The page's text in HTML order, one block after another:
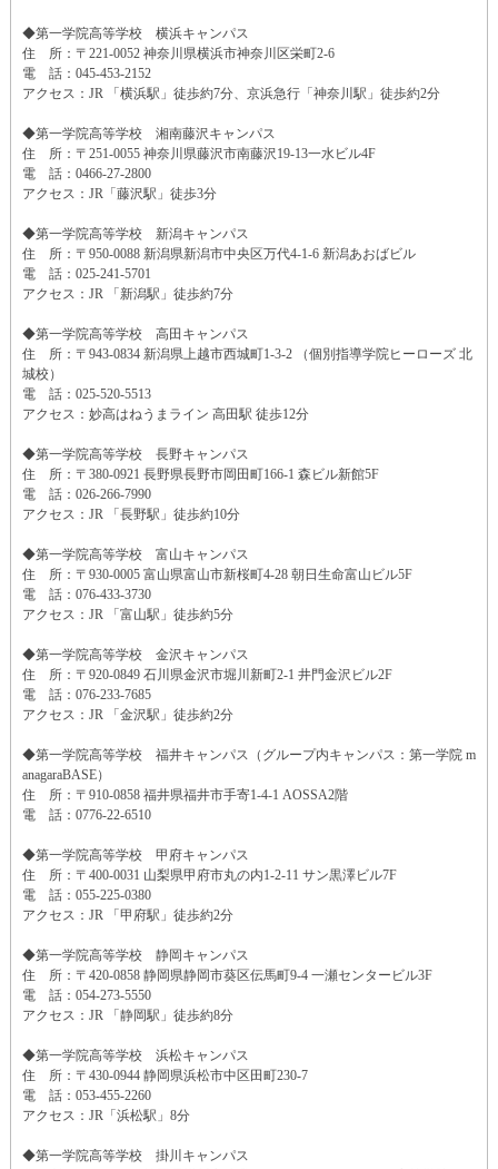
◆第一学院高等学校 横浜キャンパス
住 所：〒221-0052 神奈川県横浜市神奈川区栄町2-6
電 話：045-453-2152
アクセス：JR 「横浜駅」徒歩約7分、京浜急行「神奈川駅」徒歩約2分
◆第一学院高等学校 湘南藤沢キャンパス
住 所：〒251-0055 神奈川県藤沢市南藤沢19-13一水ビル4F
電 話：0466-27-2800
アクセス：JR「藤沢駅」徒歩3分
◆第一学院高等学校 新潟キャンパス
住 所：〒950-0088 新潟県新潟市中央区万代4-1-6 新潟あおばビル
電 話：025-241-5701
アクセス：JR 「新潟駅」徒歩約7分
◆第一学院高等学校 高田キャンパス
住 所：〒943-0834 新潟県上越市西城町1-3-2 （個別指導学院ヒーローズ 北
城校）
電 話：025-520-5513
アクセス：妙高はねうまライン 高田駅 徒歩12分
◆第一学院高等学校 長野キャンパス
住 所：〒380-0921 長野県長野市岡田町166-1 森ビル新館5F
電 話：026-266-7990
アクセス：JR 「長野駅」徒歩約10分
◆第一学院高等学校 富山キャンパス
住 所：〒930-0005 富山県富山市新桜町4-28 朝日生命富山ビル5F
電 話：076-433-3730
アクセス：JR 「富山駅」徒歩約5分
◆第一学院高等学校 金沢キャンパス
住 所：〒920-0849 石川県金沢市堀川新町2-1 井門金沢ビル2F
電 話：076-233-7685
アクセス：JR 「金沢駅」徒歩約2分
◆第一学院高等学校 福井キャンパス（グループ内キャンパス：第一学院 m
anagaraBASE）
住 所：〒910-0858 福井県福井市手寄1-4-1 AOSSA2階
電 話：0776-22-6510
◆第一学院高等学校 甲府キャンパス
住 所：〒400-0031 山梨県甲府市丸の内1-2-11 サン黒澤ビル7F
電 話：055-225-0380
アクセス：JR 「甲府駅」徒歩約2分
◆第一学院高等学校 静岡キャンパス
住 所：〒420-0858 静岡県静岡市葵区伝馬町9-4 一瀬センタービル3F
電 話：054-273-5550
アクセス：JR 「静岡駅」徒歩約8分
◆第一学院高等学校 浜松キャンパス
住 所：〒430-0944 静岡県浜松市中区田町230-7
電 話：053-455-2260
アクセス：JR「浜松駅」8分
◆第一学院高等学校 掛川キャンパス